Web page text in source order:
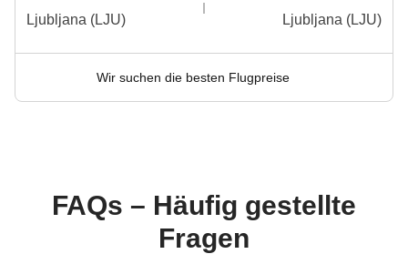
Ljubljana (LJU) Ljubljana (LJU)
Wir suchen die besten Flugpreise
FAQs – Häufig gestellte
Fragen